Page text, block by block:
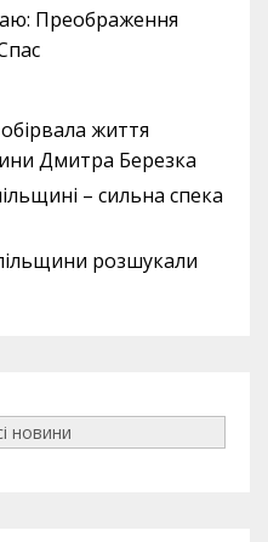
Преображення
життя
Дмитра Березка
– сильна спека
розшукали
новини